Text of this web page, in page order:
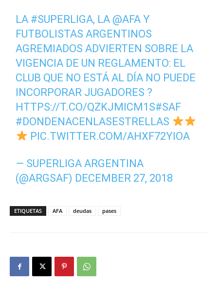
LA #SUPERLIGA, LA @AFA Y
FUTBOLISTAS ARGENTINOS
AGREMIADOS ADVIERTEN SOBRE LA
VIGENCIA DE UN REGLAMENTO: EL
CLUB QUE NO ESTÁ AL DÍA NO PUEDE
INCORPORAR JUGADORES ?
HTTPS://T.CO/QZKJMICM1S#SAF
#DONDENACENLASESTRELLAS
PIC.TWITTER.COM/AHXF72YIOA
— SUPERLIGA ARGENTINA
(@ARGSAF) DECEMBER 27, 2018
ETIQUETAS AFA deudas pases